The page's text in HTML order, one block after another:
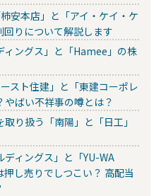
安本店」と「アイ・ケイ・ケ
りについて解説します
ィングス」と「Hamee」の株
スト住建」と「東建コーポレ
ばい不祥事の噂とは？
り扱う「南陽」と「日工」
ディングス」と「YU-WA
し売りでしつこい？ 高配当